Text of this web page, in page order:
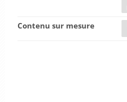
Contenu sur mesure